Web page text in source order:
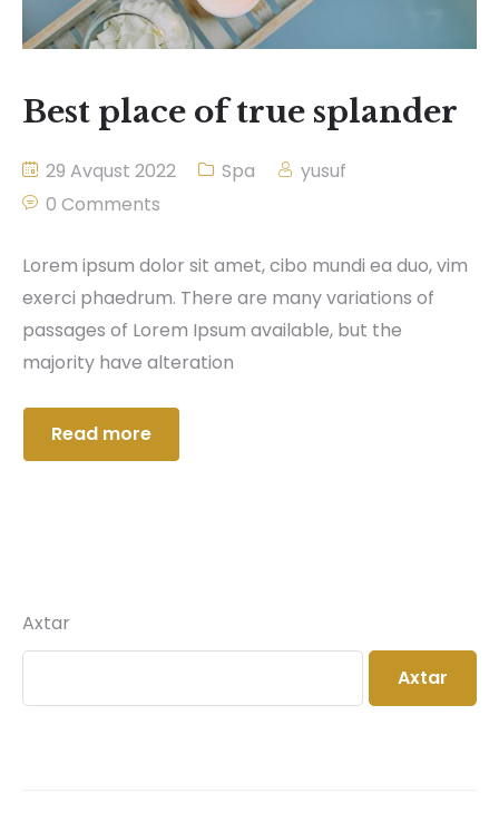
Best place of true splander
29 Avqust 2022 Spa
yusuf
0 Comments
Lorem ipsum dolor sit amet, cibo mundi ea duo, vim
exerci phaedrum. There are many variations of
passages of Lorem Ipsum available, but the
majority have alteration
Read more
Axtar
Axtar